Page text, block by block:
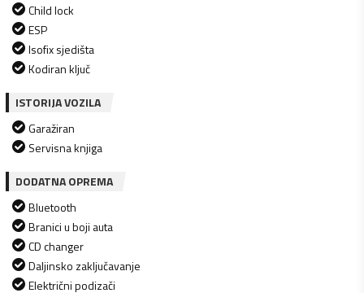
Child lock
ESP
Isofix sjedišta
Kodiran ključ
ISTORIJA VOZILA
Garažiran
Servisna knjiga
DODATNA OPREMA
Bluetooth
Branici u boji auta
CD changer
Daljinsko zaključavanje
Električni podizači